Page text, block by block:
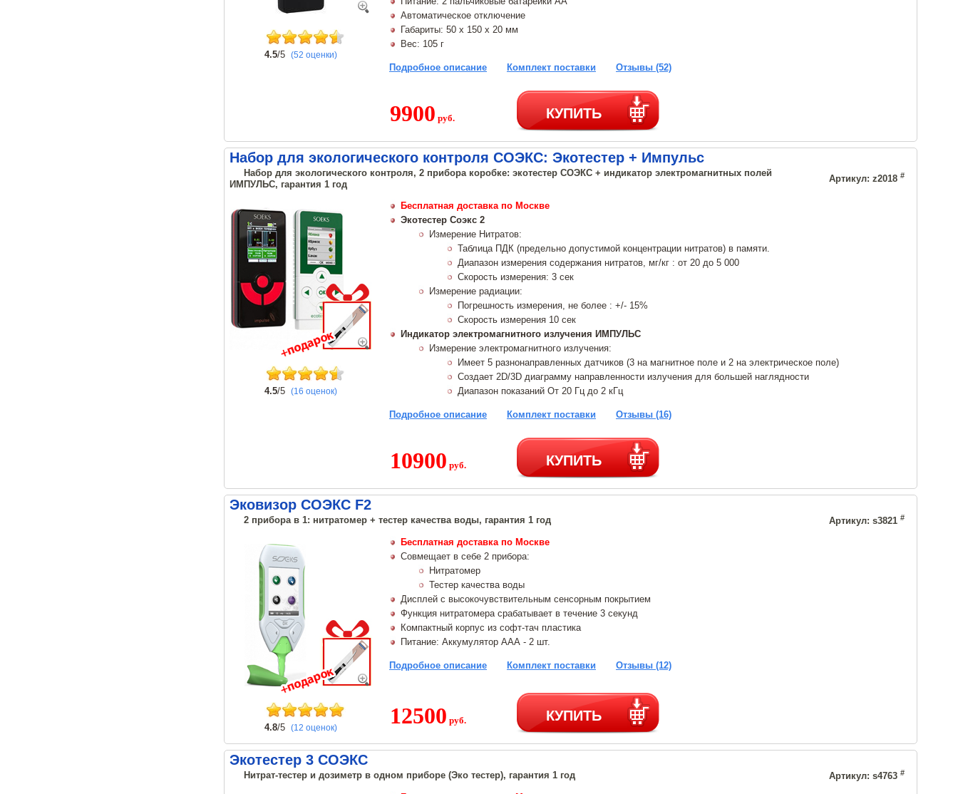
4.5/5 (52 оценки)
Автоматическое отключение
Габариты: 50 х 150 х 20 мм
Вес: 105 г
Подробное описание Комплект поставки Отзывы (52)
9900 руб. КУПИТЬ
Набор для экологического контроля СОЭКС: Экотестер + Импульс
Набор для экологического контроля, 2 прибора коробке: экотестер СОЭКС + индикатор электромагнитных полей
ИМПУЛЬС, гарантия 1 год
Артикул: z2018 #
4.5/5 (16 оценок)
Бесплатная доставка по Москве
Экотестер Соэкс 2
Измерение Нитратов:
Таблица ПДК (предельно допустимой концентрации нитратов) в памяти.
Диапазон измерения содержания нитратов, мг/кг : от 20 до 5 000
Скорость измерения: 3 сек
Измерение радиации:
Погрешность измерения, не более : +/- 15%
Скорость измерения 10 сек
Индикатор электромагнитного излучения ИМПУЛЬС
Измерение электромагнитного излучения:
Имеет 5 разнонаправленных датчиков (3 на магнитное поле и 2 на электрическое поле)
Создает 2D/3D диаграмму направленности излучения для большей наглядности
Диапазон показаний От 20 Гц до 2 кГц
Подробное описание Комплект поставки Отзывы (16)
10900 руб. КУПИТЬ
Эковизор СОЭКС F2
2 прибора в 1: нитратомер + тестер качества воды, гарантия 1 год Артикул: s3821 #
4.8/5 (12 оценок)
Бесплатная доставка по Москве
Совмещает в себе 2 прибора:
Нитратомер
Тестер качества воды
Дисплей с высокочувствительным сенсорным покрытием
Функция нитратомера срабатывает в течение 3 секунд
Компактный корпус из софт-тач пластика
Питание: Аккумулятор ААА - 2 шт.
Подробное описание Комплект поставки Отзывы (12)
12500 руб. КУПИТЬ
Экотестер 3 СОЭКС
Нитрат-тестер и дозиметр в одном приборе (Эко тестер), гарантия 1 год Артикул: s4763 #